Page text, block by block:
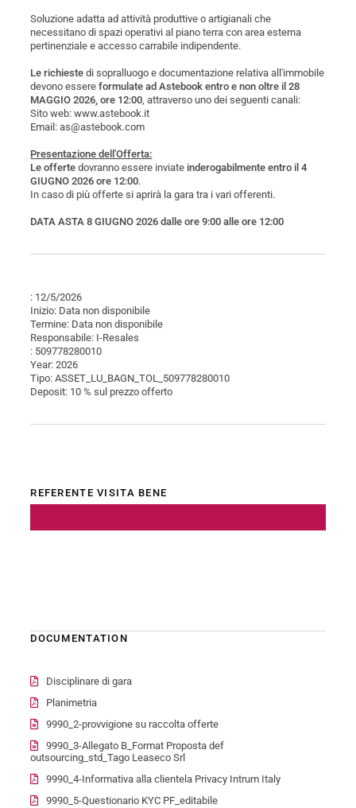
Soluzione adatta ad attività produttive o artigianali che
necessitano di spazi operativi al piano terra con area esterna
pertinenziale e accesso carrabile indipendente.
Le richieste di sopralluogo e documentazione relativa all'immobile
devono essereformulate ad Astebook entro e non oltre il 28
MAGGIO 2026, ore 12:00, attraverso uno dei seguenti canali:
Sito web: www.astebook.it
Email: as@astebook.com
Presentazione dell'Offerta:
Le offerte dovranno essere inviate inderogabilmente entro il 4
GIUGNO 2026 ore 12:00.
In caso di più offerte si aprirà la gara tra i vari offerenti.
DATA ASTA 8 GIUGNO 2026 dalle ore 9:00 alle ore 12:00
: 12/5/2026
Inizio: Data non disponibile
Termine: Data non disponibile
Responsabile: I-Resales
: 509778280010
Year: 2026
Tipo: ASSET_LU_BAGN_TOL_509778280010
Deposit: 10 % sul prezzo offerto
REFERENTE VISITA BENE
DOCUMENTATION
Disciplinare di gara
Planimetria
9990_2-provvigione su raccolta offerte
9990_3-Allegato B_Format Proposta def
outsourcing_std_Tago Leaseco Srl
9990_4-Informativa alla clientela Privacy Intrum Italy
9990_5-Questionario KYC PF_editabile